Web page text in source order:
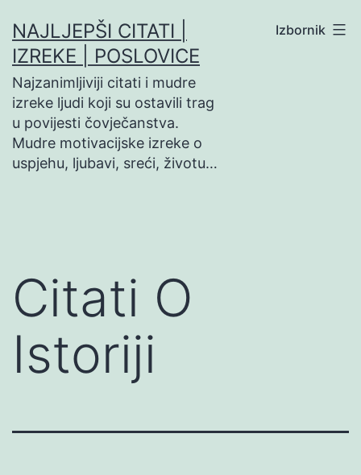
na
sadržaj
NAJLJEPŠI CITATI |
IZREKE | POSLOVICE
Najzanimljiviji citati i mudre
izreke ljudi koji su ostavili trag
u povijesti čovječanstva.
Mudre motivacijske izreke o
uspjehu, ljubavi, sreći, životu…
Izbornik
Citati O
Istoriji